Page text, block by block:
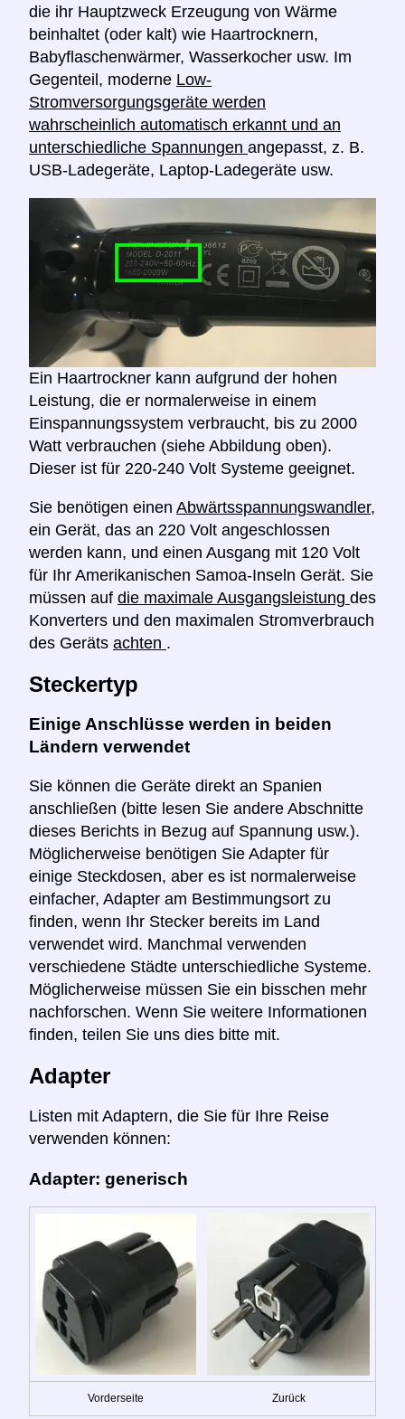
die ihr Hauptzweck Erzeugung von Wärme
beinhaltet (oder kalt) wie Haartrocknern,
Babyflaschenwärmer, Wasserkocher usw. Im
Gegenteil, moderne Low-
Stromversorgungsgeräte werden
wahrscheinlich automatisch erkannt und an
unterschiedliche Spannungen angepasst, z. B.
USB-Ladegeräte, Laptop-Ladegeräte usw.
Ein Haartrockner kann aufgrund der hohen
Leistung, die er normalerweise in einem
Einspannungssystem verbraucht, bis zu 2000
Watt verbrauchen (siehe Abbildung oben).
Dieser ist für 220-240 Volt Systeme geeignet.
Sie benötigen einen Abwärtsspannungswandler,
ein Gerät, das an 220 Volt angeschlossen
werden kann, und einen Ausgang mit 120 Volt
für Ihr Amerikanischen Samoa-Inseln Gerät. Sie
müssen auf die maximale Ausgangsleistung des
Konverters und den maximalen Stromverbrauch
des Geräts achten .
Steckertyp
Einige Anschlüsse werden in beiden
Ländern verwendet
Sie können die Geräte direkt an Spanien
anschließen (bitte lesen Sie andere Abschnitte
dieses Berichts in Bezug auf Spannung usw.).
Möglicherweise benötigen Sie Adapter für
einige Steckdosen, aber es ist normalerweise
einfacher, Adapter am Bestimmungsort zu
finden, wenn Ihr Stecker bereits im Land
verwendet wird. Manchmal verwenden
verschiedene Städte unterschiedliche Systeme.
Möglicherweise müssen Sie ein bisschen mehr
nachforschen. Wenn Sie weitere Informationen
finden, teilen Sie uns dies bitte mit.
Adapter
Listen mit Adaptern, die Sie für Ihre Reise
verwenden können:
Adapter: generisch
Vorderseite Zurück